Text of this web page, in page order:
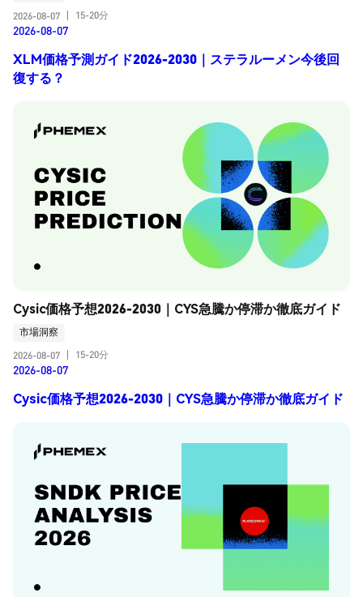
2026-08-07
15-20分
2026-08-07
XLM価格予測ガイド2026-2030｜ステラルーメン今後回
復する？
Cysic価格予想2026-2030｜CYS急騰か停滞か徹底ガイド
市場洞察
2026-08-07
15-20分
2026-08-07
Cysic価格予想2026-2030｜CYS急騰か停滞か徹底ガイド